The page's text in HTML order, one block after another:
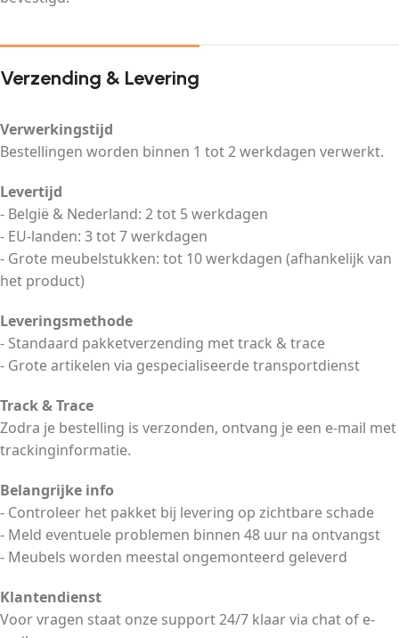
Verzending & Levering
Verwerkingstijd
Bestellingen worden binnen 1 tot 2 werkdagen verwerkt.
Levertijd
- België & Nederland: 2 tot 5 werkdagen
- EU-landen: 3 tot 7 werkdagen
- Grote meubelstukken: tot 10 werkdagen (afhankelijk van
het product)
Leveringsmethode
- Standaard pakketverzending met track & trace
- Grote artikelen via gespecialiseerde transportdienst
Track & Trace
Zodra je bestelling is verzonden, ontvang je een e-mail met
trackinginformatie.
Belangrijke info
- Controleer het pakket bij levering op zichtbare schade
- Meld eventuele problemen binnen 48 uur na ontvangst
- Meubels worden meestal ongemonteerd geleverd
Klantendienst
Voor vragen staat onze support 24/7 klaar via chat of e-